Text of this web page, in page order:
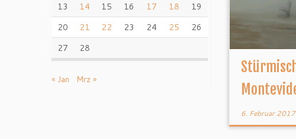
13
14 15 16 17 18
19
20
21 22 23 24 25
26
27
28
« Jan Mrz »
6. Februar 2017